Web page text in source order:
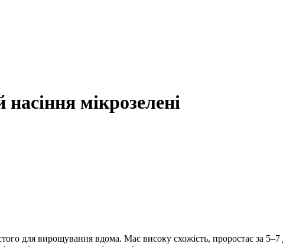
мікрозелені
для вирощування вдома. Має високу схожість, проростає за